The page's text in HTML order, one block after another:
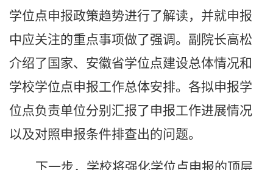
学位点申报政策趋势进行了解读，并就申报
中应关注的重点事项做了强调。副院长高松
介绍了国家、安徽省学位点建设总体情况和
学校学位点申报工作总体安排。各拟申报学
位点负责单位分别汇报了申报工作进展情况
以及对照申报条件排查出的问题。
下一步，学校将强化学位点申报的顶层